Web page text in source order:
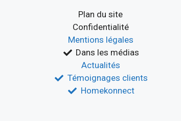
Plan du site
Confidentialité
Mentions légales
Dans les médias
Actualités
Témoignages clients
Homekonnect